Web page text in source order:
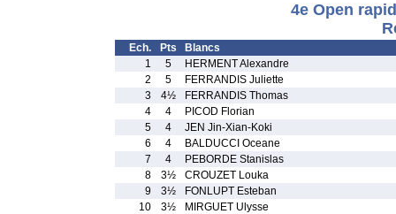
4e Open
Ech. Pts
Blancs
1
5
HERMENT Alexandre
2
5
FERRANDIS Juliette
3
4½
FERRANDIS Thomas
4
4
PICOD Florian
5
4
JEN Jin-Xian-Koki
6
4
BALDUCCI Oceane
7
4
PEBORDE Stanislas
8
3½
CROUZET Louka
9
3½
FONLUPT Esteban
10
3½
MIRGUET Ulysse